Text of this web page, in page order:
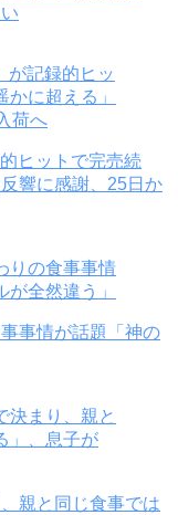
ヒットで完売続
響に感謝、25日か
事情が話題「神の
親と同じ食事では